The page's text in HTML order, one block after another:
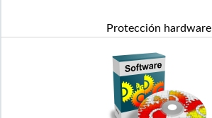
Protección hardware